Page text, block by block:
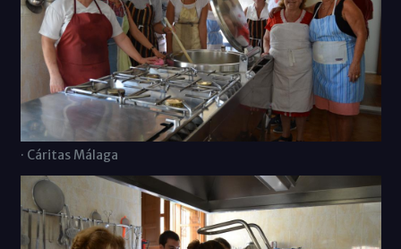
· Cáritas Málaga